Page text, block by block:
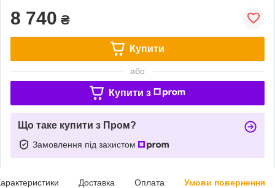
8 740 ₴
Купити
або
Купити з
Що таке купити з Пром?
Замовлення під захистом
Доставка Оплата Умови повернення